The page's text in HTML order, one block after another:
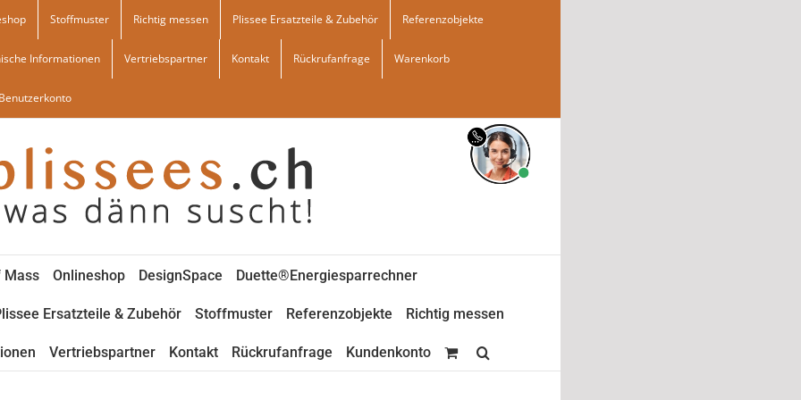
Stoffmuster Richtig messen Plissee Ersatzteile & Zubehör Referenzobjekte
Informationen Vertriebspartner Kontakt Rückrufanfrage Warenkorb
Mass Onlineshop DesignSpace Duette®Energiesparrechner
Ersatzteile & Zubehör Stoffmuster Referenzobjekte Richtig messen
Vertriebspartner Kontakt Rückrufanfrage Kundenkonto